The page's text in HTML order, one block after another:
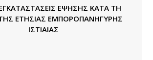
ΕΨΗΣΗΣ ΚΑΤΑ ΤΗ
ΤΗΣ ΕΤΗΣΙΑΣ ΕΜΠΟΡΟΠΑΝΗΓΥΡΗΣ
ΙΣΤΙΑΙΑΣ